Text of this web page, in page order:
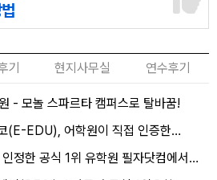
기 현지사무실 연수후기
- 모놀 스파르타 캠퍼스로 탈바꿈!
(E-EDU), 어학원이 직접 인증한…
정한 공식 1위 유학원 필자닷컴에서…